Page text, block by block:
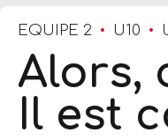
EQUIPE 2 U10
Alors,
Il est